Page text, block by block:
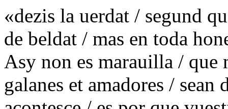
«dezis la uerdat / segund
de beldat / mas en toda
Asy non es marauilla / que
galanes et amadores /